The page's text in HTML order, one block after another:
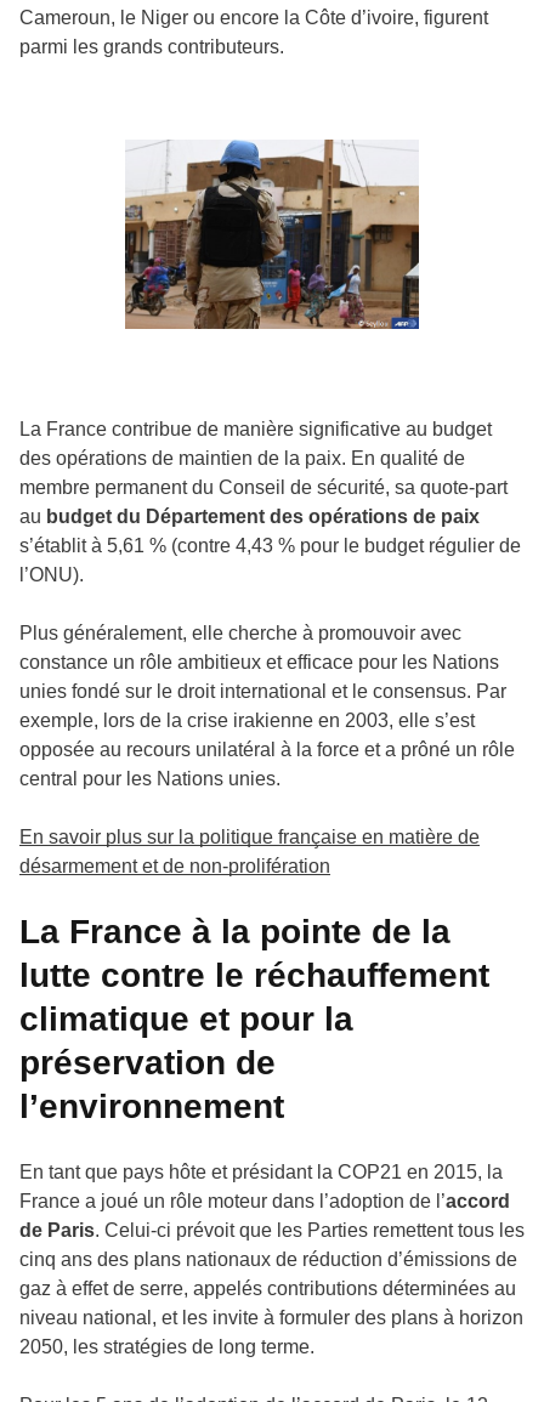
Cameroun, le Niger ou encore la Côte d’ivoire, figurent
parmi les grands contributeurs.
La France contribue de manière significative au budget
des opérations de maintien de la paix. En qualité de
membre permanent du Conseil de sécurité, sa quote-part
au budget du Département des opérations de paix
s’établit à 5,61 % (contre 4,43 % pour le budget régulier de
l’ONU).
Plus généralement, elle cherche à promouvoir avec
constance un rôle ambitieux et efficace pour les Nations
unies fondé sur le droit international et le consensus. Par
exemple, lors de la crise irakienne en 2003, elle s’est
opposée au recours unilatéral à la force et a prôné un rôle
central pour les Nations unies.
En savoir plus sur la politique française en matière de
désarmement et de non-prolifération
La France à la pointe de la
lutte contre le réchauffement
climatique et pour la
préservation de
l’environnement
En tant que pays hôte et présidant la COP21 en 2015, la
France a joué un rôle moteur dans l’adoption de l’accord
de Paris. Celui-ci prévoit que les Parties remettent tous les
cinq ans des plans nationaux de réduction d’émissions de
gaz à effet de serre, appelés contributions déterminées au
niveau national, et les invite à formuler des plans à horizon
2050, les stratégies de long terme.